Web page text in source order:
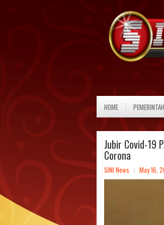
HOME PEMERINTAH
Jubir Covid-19
Corona
SINI News May 16,